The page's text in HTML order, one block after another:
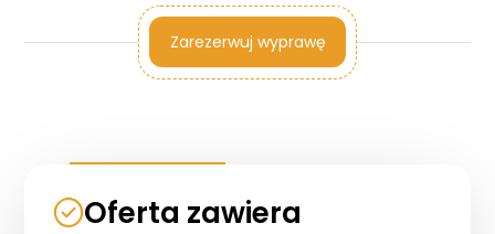
Zarezerwuj wyprawę
Oferta zawiera